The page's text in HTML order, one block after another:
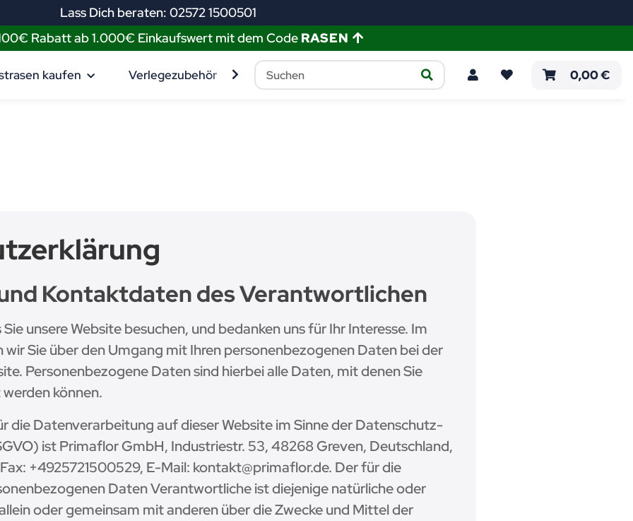
Lass Dich beraten: 02572 1500501
Rabatt ab 1.000€ Einkaufswert mit dem Code RASEN
0,00 €
kaufen Verlegezubehör Muster bestellen Verlegeanleitungen
Kontaktdaten des Verantwortlichen
unsere Website besuchen, und bedanken uns für Ihr Interesse. Im
Sie über den Umgang mit Ihren personenbezogenen Daten bei der
Personenbezogene Daten sind hierbei alle Daten, mit denen Sie
können.
die Datenverarbeitung auf dieser Website im Sinne der Datenschutz-
ist Primaflor GmbH, Industriestr. 53, 48268 Greven, Deutschland,
+4925721500529, E-Mail: kontakt@primaflor.de. Der für die
Daten Verantwortliche ist diejenige natürliche oder
oder gemeinsam mit anderen über die Zwecke und Mittel der